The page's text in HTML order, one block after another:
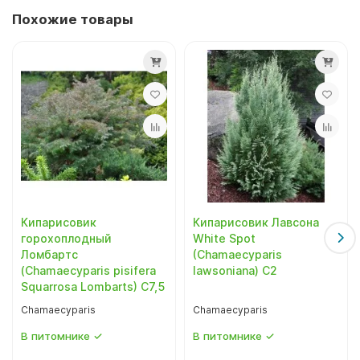
Похожие товары
Кипарисовик
горохоплодный
Ломбартс
(Chamaecyparis pisifera
Squarrosa Lombarts) С7,5
Chamaecyparis
В питомнике ✓
Кипарисовик Лавсона
White Spot
(Chamaecyparis
lawsoniana) С2
Chamaecyparis
В питомнике ✓